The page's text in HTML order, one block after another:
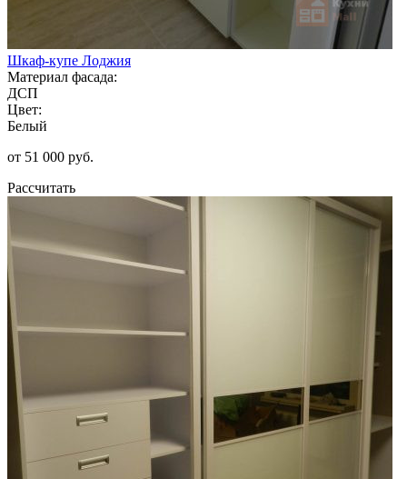
Шкаф-купе Лоджия
Материал фасада:
ДСП
Цвет:
Белый
от 51 000 руб.
Рассчитать